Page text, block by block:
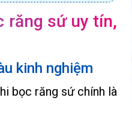
răng sứ uy tín,
kinh nghiệm
bọc răng sứ chính là